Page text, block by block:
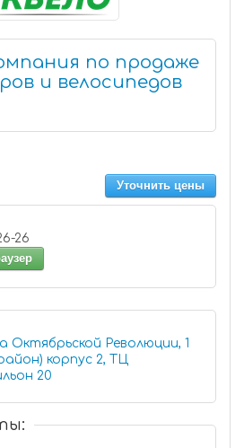
по продаже
и велосипедов
Уточнить цены
97-26-26
Октябрьской Революции, 1
2, ТЦ
20